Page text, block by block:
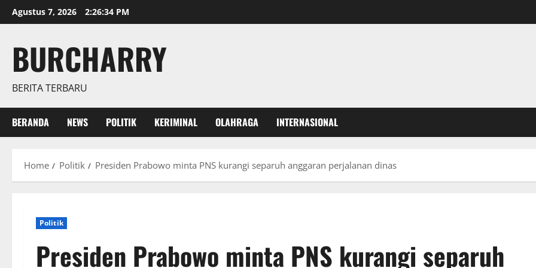
Skip
to
Agustus 7, 2026 2:26:35 PM
BURCHARRY
BERITA TERBARU
BERANDA NEWS POLITIK KERIMINAL OLAHRAGA INTERNASIONAL
Home Politik Presiden Prabowo minta PNS kurangi separuh anggaran perjalanan dinas
Politik
Presiden Prabowo minta PNS kurangi separuh